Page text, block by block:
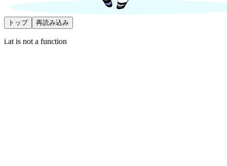
トップ 再読み込み
i.at is not a function